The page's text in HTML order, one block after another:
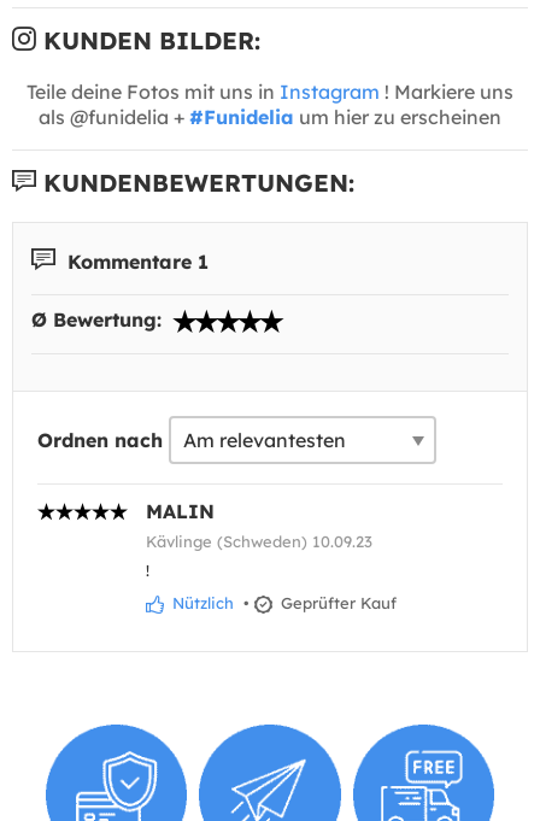
KUNDEN BILDER:
Teile deine Fotos mit uns in Instagram ! Markiere uns
als @funidelia + #Funidelia um hier zu erscheinen
KUNDENBEWERTUNGEN:
Kommentare 1
Ø Bewertung:
Ordnen nach
MALIN
Kävlinge (Schweden) 10.09.23
!
Nützlich • Geprüfter Kauf